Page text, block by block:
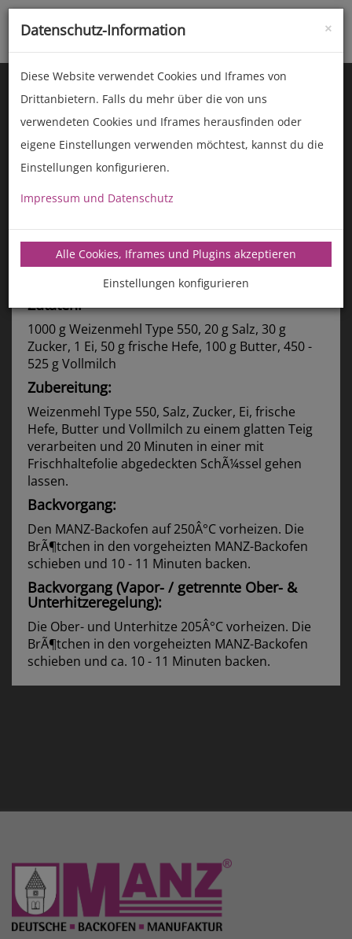
Toggle
MilchbrÃ¶tchen
Hans Som & Team
Zutaten:
1000 g Weizenmehl Type 550, 20 g Salz, 30 g
Zucker, 1 Ei, 50 g frische Hefe, 100 g Butter, 450 -
525 g Vollmilch
Zubereitung:
Weizenmehl Type 550, Salz, Zucker, Ei, frische
Hefe, Butter und Vollmilch zu einem glatten Teig
verarbeiten und 20 Minuten in einer mit
Frischhaltefolie abgedeckten SchÃ¼ssel gehen
lassen.
Backvorgang:
Den MANZ-Backofen auf 250Â°C vorheizen. Die
BrÃ¶tchen in den vorgeheizten MANZ-Backofen
schieben und 10 - 11 Minuten backen.
Backvorgang (Vapor- / getrennte Ober- &
Unterhitzeregelung):
Die Ober- und Unterhitze 205Â°C vorheizen. Die
BrÃ¶tchen in den vorgeheizten MANZ-Backofen
schieben und ca. 10 - 11 Minuten backen.
×
Datenschutz-Information
Diese Website verwendet Cookies und Iframes von
Drittanbietern. Falls du mehr über die von uns
verwendeten Cookies und Iframes herausfinden oder
eigene Einstellungen verwenden möchtest, kannst du die
Einstellungen konfigurieren.
Impressum und Datenschutz
Alle Cookies, Iframes und Plugins akzeptieren
Einstellungen konfigurieren